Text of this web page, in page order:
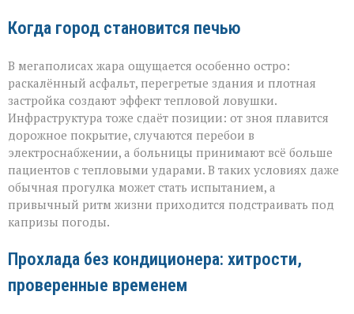
Когда город становится печью
В мегаполисах жара ощущается особенно остро:
раскалённый асфальт, перегретые здания и плотная
застройка создают эффект тепловой ловушки.
Инфраструктура тоже сдаёт позиции: от зноя плавится
дорожное покрытие, случаются перебои в
электроснабжении, а больницы принимают всё больше
пациентов с тепловыми ударами. В таких условиях даже
обычная прогулка может стать испытанием, а
привычный ритм жизни приходится подстраивать под
капризы погоды.
Прохлада без кондиционера: хитрости,
проверенные временем